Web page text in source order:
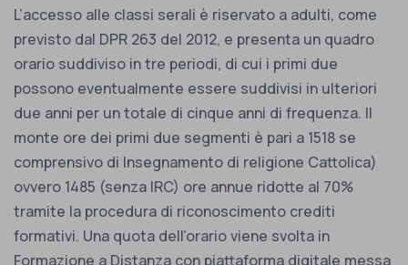
L’accesso alle classi serali è riservato a adulti, come
previsto dal DPR 263 del 2012, e presenta un quadro
orario suddiviso in tre periodi, di cui i primi due
possono eventualmente essere suddivisi in ulteriori
due anni per un totale di cinque anni di frequenza. Il
monte ore dei primi due segmenti è pari a 1518 se
comprensivo di Insegnamento di religione Cattolica)
ovvero 1485 (senza IRC) ore annue ridotte al 70%
tramite la procedura di riconoscimento crediti
formativi. Una quota dell’orario viene svolta in
Formazione a Distanza con piattaforma digitale messa